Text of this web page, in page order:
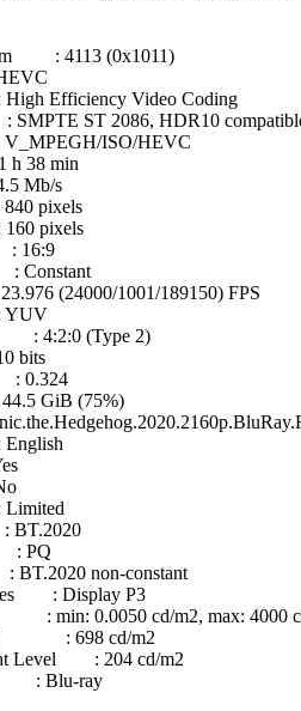
: 4113 (0x1011)
Video Coding
2086, HDR10
ISO/HEVC
min
s
16:9
1001/189150) FPS
(Type 2)
(75%)
: PQ
non-constant
: Display P3
: min: 0.0050 cd/m2, max: 4000
: 698 cd/m2
Level : 204 cd/m2
: Blu-ray